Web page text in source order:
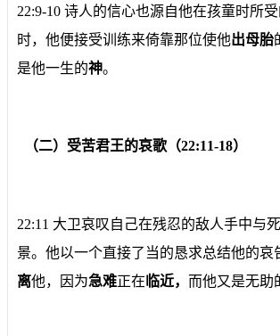
22:9-10 诗人的信心也源自他在孩童时所
时，他便接受训练来倚靠那位使他出母胎
是他一生的神。
（二）受苦君王的哀歌（22:11-18）
22:11 大卫哀叹自己在残忍的敌人手中与
景。他以一个直接了当的恳求总结他的哀
离他，因为急难正在 临近， 而他又是无助